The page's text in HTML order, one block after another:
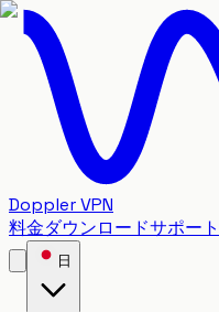
Doppler VPN
料金ダウンロードサポート
日